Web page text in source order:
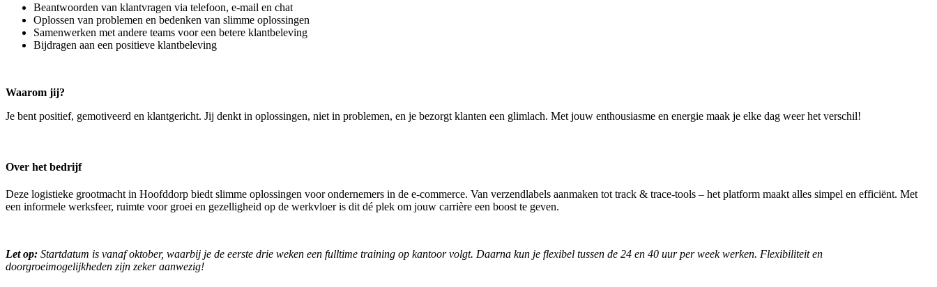
Beantwoorden van klantvragen via telefoon, e-mail en chat
Oplossen van problemen en bedenken van slimme oplossingen
Samenwerken met andere teams voor een betere klantbeleving
Bijdragen aan een positieve klantbeleving
Waarom jij?
Je bent positief, gemotiveerd en klantgericht. Jij denkt in oplossingen, niet in problemen, en je bezorgt klanten een glimlach. Met jouw enthousiasme en energie maak je elke dag weer het verschil!
Over het bedrijf
Deze logistieke grootmacht in Hoofddorp biedt slimme oplossingen voor ondernemers in de e-commerce. Van verzendlabels aanmaken tot track & trace-tools – het platform maakt alles simpel en efficiënt. Met
een informele werksfeer, ruimte voor groei en gezelligheid op de werkvloer is dit dé plek om jouw carrière een boost te geven.
Let op: Startdatum is vanaf oktober, waarbij je de eerste drie weken een fulltime training op kantoor volgt. Daarna kun je flexibel tussen de 24 en 40 uur per week werken. Flexibiliteit en
doorgroeimogelijkheden zijn zeker aanwezig!